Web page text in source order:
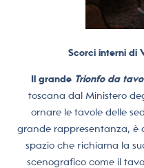
Scorci interni di
Il grande Trionfo da
toscana dal Ministero
ornare le tavole delle
grande rappresentanza, è
spazio che richiama la
scenografico come il